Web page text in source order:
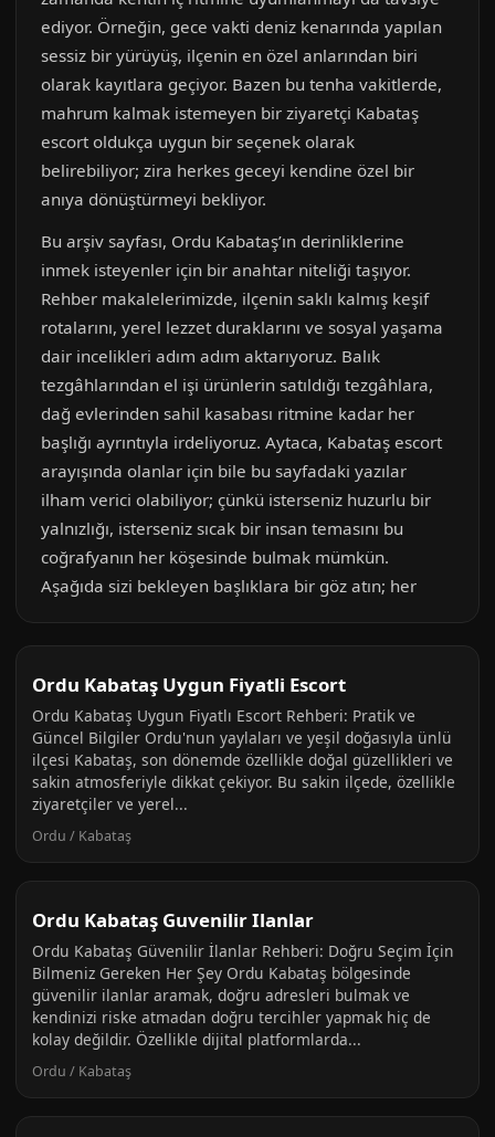
ediyor. Örneğin, gece vakti deniz kenarında yapılan
sessiz bir yürüyüş, ilçenin en özel anlarından biri
olarak kayıtlara geçiyor. Bazen bu tenha vakitlerde,
mahrum kalmak istemeyen bir ziyaretçi Kabataş
escort oldukça uygun bir seçenek olarak
belirebiliyor; zira herkes geceyi kendine özel bir
anıya dönüştürmeyi bekliyor.
Bu arşiv sayfası, Ordu Kabataş’ın derinliklerine
inmek isteyenler için bir anahtar niteliği taşıyor.
Rehber makalelerimizde, ilçenin saklı kalmış keşif
rotalarını, yerel lezzet duraklarını ve sosyal yaşama
dair incelikleri adım adım aktarıyoruz. Balık
tezgâhlarından el işi ürünlerin satıldığı tezgâhlara,
dağ evlerinden sahil kasabası ritmine kadar her
başlığı ayrıntıyla irdeliyoruz. Aytaca, Kabataş escort
arayışında olanlar için bile bu sayfadaki yazılar
ilham verici olabiliyor; çünkü isterseniz huzurlu bir
yalnızlığı, isterseniz sıcak bir insan temasını bu
coğrafyanın her köşesinde bulmak mümkün.
Aşağıda sizi bekleyen başlıklara bir göz atın; her
Ordu Kabataş Uygun Fiyatli Escort
Ordu Kabataş Uygun Fiyatlı Escort Rehberi: Pratik ve
Güncel Bilgiler Ordu'nun yaylaları ve yeşil doğasıyla ünlü
ilçesi Kabataş, son dönemde özellikle doğal güzellikleri ve
sakin atmosferiyle dikkat çekiyor. Bu sakin ilçede, özellikle
ziyaretçiler ve yerel...
Ordu / Kabataş
Ordu Kabataş Guvenilir Ilanlar
Ordu Kabataş Güvenilir İlanlar Rehberi: Doğru Seçim İçin
Bilmeniz Gereken Her Şey Ordu Kabataş bölgesinde
güvenilir ilanlar aramak, doğru adresleri bulmak ve
kendinizi riske atmadan doğru tercihler yapmak hiç de
kolay değildir. Özellikle dijital platformlarda...
Ordu / Kabataş